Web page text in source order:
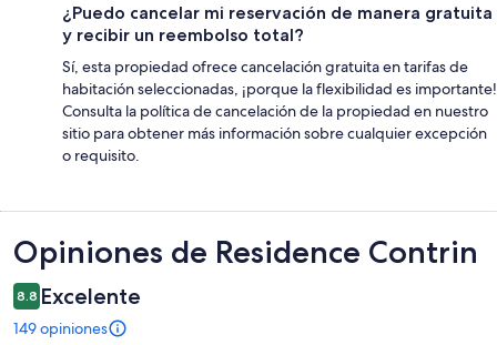
¿Puedo cancelar mi reservación de manera gratuita
y recibir un reembolso total?
Sí, esta propiedad ofrece cancelación gratuita en tarifas de
habitación seleccionadas, ¡porque la flexibilidad es importante!
Consulta la política de cancelación de la propiedad en nuestro
sitio para obtener más información sobre cualquier excepción
o requisito.
Opiniones
Opiniones de Residence Contrin
8.8 Excelente
149 opiniones